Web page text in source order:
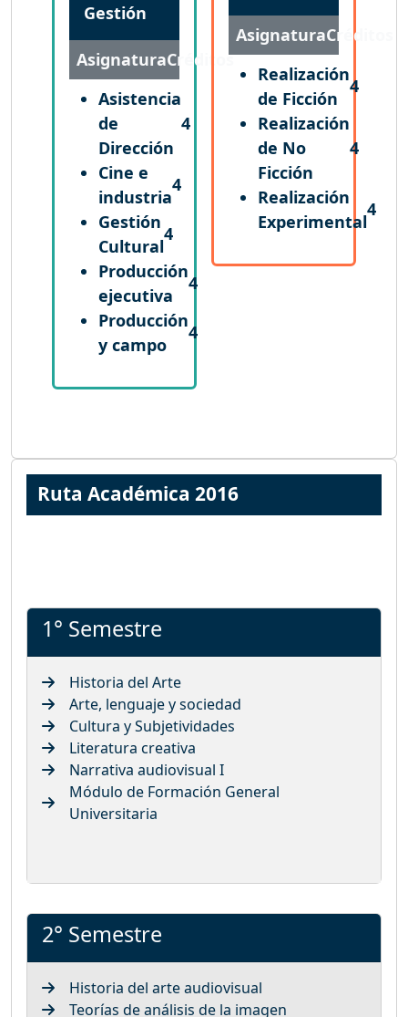
Gestión
AsignaturaCréditos
Asistencia
de
Dirección
4
Cine e
industria
4
Gestión
Cultural
4
Producción
ejecutiva
4
Producción
y campo
4
AsignaturaCréditos
Realización
de Ficción
4
Realización
de No
Ficción
4
Realización
Experimental
4
Ruta Académica 2016
1° Semestre
Historia del Arte
Arte, lenguaje y sociedad
Cultura y Subjetividades
Literatura creativa
Narrativa audiovisual I
Módulo de Formación General
Universitaria
2° Semestre
Historia del arte audiovisual
Teorías de análisis de la imagen